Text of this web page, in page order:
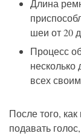
Длина
шеи от 20
Процесс
несколько
всех
После того,
подавать